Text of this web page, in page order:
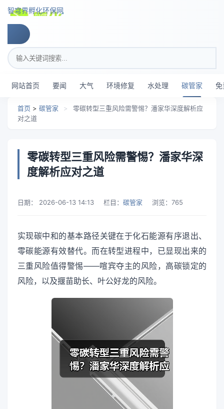
智穹界孵化环保网
搜索关键词
网站首页 要闻 大气 环境修复 水处理 碳管家 免
首页 > 碳管家 >
零碳转型三重风险需警惕？潘家华深度解析应
对之道
零碳转型三重风险需警惕？潘家华深
度解析应对之道
日期： 2026-06-13 14:13 栏目： 碳管家 浏览： 765
实现碳中和的基本路径关键在于化石能源有序退出、
零碳能源有效替代。而在转型进程中，已显现出来的
三重风险值得警惕——喧宾夺主的风险，高碳锁定的
风险，以及揠苗助长、叶公好龙的风险。